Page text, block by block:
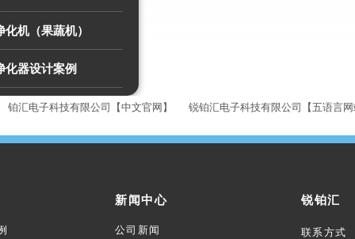
机（果蔬机）
器设计案例
铂汇电子科技有限公司【中文官网】 锐铂汇电子科技有限公司【五语言
新闻中心
公司新闻
锐铂汇
联系方式